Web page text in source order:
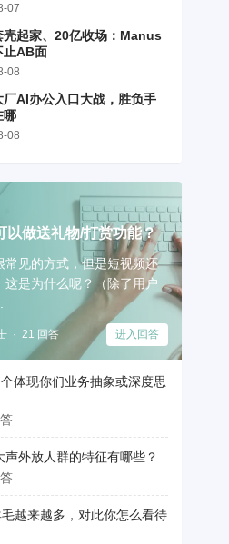
07
壳起家、20亿收场：Manus
止AB面
08
厂AI办公入口大战，胜负手
哪
08
以做送礼物/打赏功能？
常见的方式，但是短视频还
这是为什么呢？（除了用户
21 回答 进入回答
体现你们业务抽象或深度思
外放人群的特征有哪些？
越来越多，对此你怎么看待